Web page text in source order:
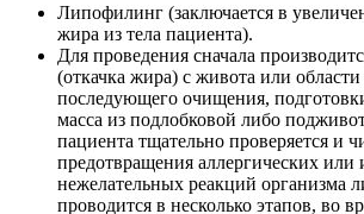
Липофилинг (заключается в
жира из тела пациента).
Для проведения сначала
(откачка жира) с живота или области
последующего очищения,
масса из подлобковой либо
пациента тщательно проверяется и
предотвращения аллергических или
нежелательных реакций организма
проводится в несколько этапов, во